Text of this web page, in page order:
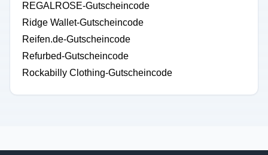
REGALROSE-Gutscheincode
Ridge Wallet-Gutscheincode
Reifen.de-Gutscheincode
Refurbed-Gutscheincode
Rockabilly Clothing-Gutscheincode